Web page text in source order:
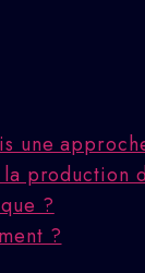
une
production
?
?